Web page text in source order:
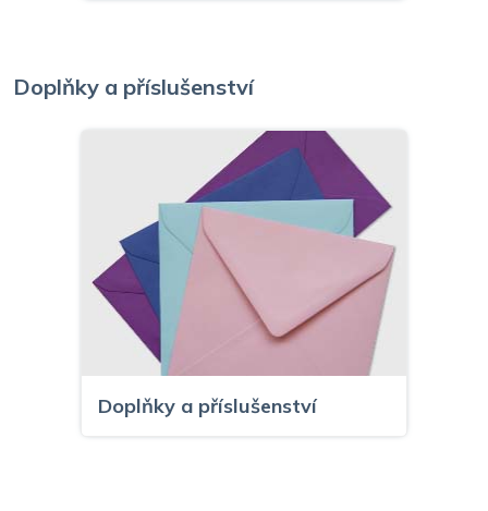
Doplňky a příslušenství
Doplňky a příslušenství